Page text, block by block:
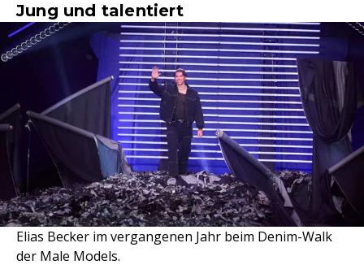
Jung und talentiert
Elias Becker im vergangenen Jahr beim Denim-Walk
der Male Models.